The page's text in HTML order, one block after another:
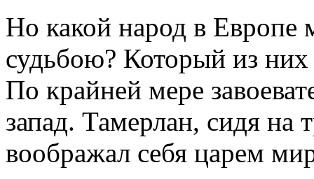
Но какой народ в Европе
судьбою? Который из них
По крайней мере
запад. Тамерлан, сидя на
воображал себя царем